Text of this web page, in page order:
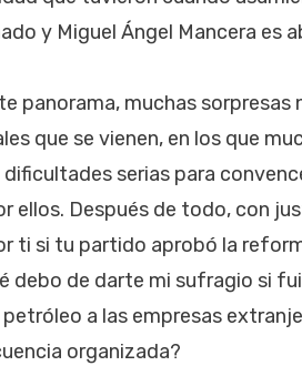
y Miguel Ángel Mancera es
panorama, muchas
que se vienen, en los que
serias para
ellos. Después de todo, con
ti si tu partido aprobó la
debo de darte mi sufragio si
a las empresas
organizada?